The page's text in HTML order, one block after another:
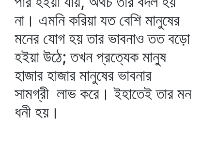
না। এমনি করিয়া যত বেশি মানুষের
মনের যোগ হয় তার ভাবনাও তত বড়ো
হইয়া উঠে; তখন প্রত্যেক মানুষ
হাজার হাজার মানুষের ভাবনার
সামগ্রী লাভ করে। ইহাতেই তার মন
ধনী হয়।